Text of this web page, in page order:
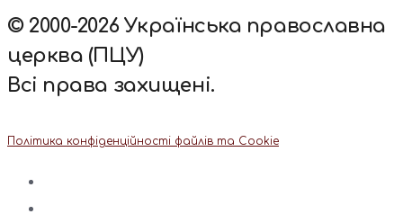
© 2000-2026 Українська православна
церква (ПЦУ)
Всі права захищені.
Політика конфіденційності файлів та Cookie